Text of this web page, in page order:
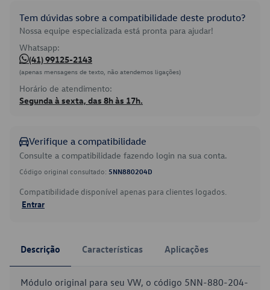
Tem dúvidas sobre a compatibilidade deste produto?
Nossa equipe especializada está pronta para ajudar!
Whatsapp:
(41) 99125-2143
(apenas mensagens de texto, não atendemos ligações)
Horário de atendimento:
Segunda à sexta, das 8h às 17h.
Verifique a compatibilidade
Consulte a compatibilidade fazendo login na sua conta.
Código original consultado: 5NN880204D
Compatibilidade disponível apenas para clientes logados.
Entrar
Descrição Características Aplicações
Módulo original para seu VW, o código 5NN-880-204-